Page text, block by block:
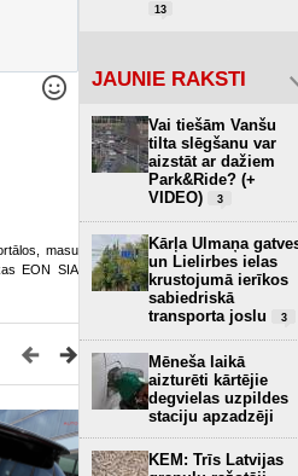
masu
EON SIA
13
JAUNIE RAKSTI
Vai tiešām Vanšu
tilta slēgšanu var
aizstāt ar dažiem
Park&Ride? (+
VIDEO)
3
Kārļa Ulmaņa
un Lielirbes ielas
krustojumā ierīkos
sabiedriskā
transporta joslu
3
Mēneša laikā
aizturēti kārtējie
degvielas uzpildes
staciju apzadzēji
KEM: Trīs Latvijas